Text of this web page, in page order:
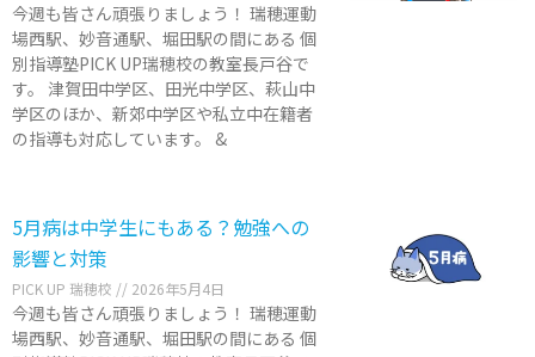
今週も皆さん頑張りましょう！ 瑞穂運動
場西駅、妙音通駅、堀田駅の間にある 個
別指導塾PICK UP瑞穂校の教室長戸谷で
す。 津賀田中学区、田光中学区、萩山中
学区のほか、新郊中学区や私立中在籍者
の指導も対応しています。 &
5月病は中学生にもある？勉強への
影響と対策
PICK UP 瑞穂校 2026年5月4日
今週も皆さん頑張りましょう！ 瑞穂運動
場西駅、妙音通駅、堀田駅の間にある 個